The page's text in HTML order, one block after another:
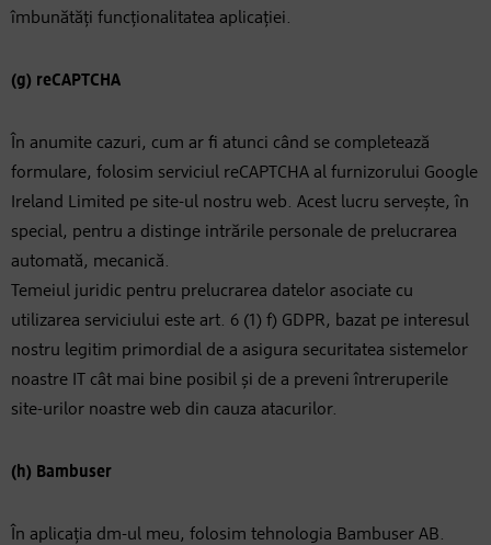
îmbunătăți funcționalitatea aplicației.
(g) reCAPTCHA
În anumite cazuri, cum ar fi atunci când se completează
formulare, folosim serviciul reCAPTCHA al furnizorului Google
Ireland Limited pe site-ul nostru web. Acest lucru servește, în
special, pentru a distinge intrările personale de prelucrarea
automată, mecanică.
Temeiul juridic pentru prelucrarea datelor asociate cu
utilizarea serviciului este art. 6 (1) f) GDPR, bazat pe interesul
nostru legitim primordial de a asigura securitatea sistemelor
noastre IT cât mai bine posibil și de a preveni întreruperile
site-urilor noastre web din cauza atacurilor.
(h) Bambuser
În aplicația dm-ul meu, folosim tehnologia Bambuser AB.